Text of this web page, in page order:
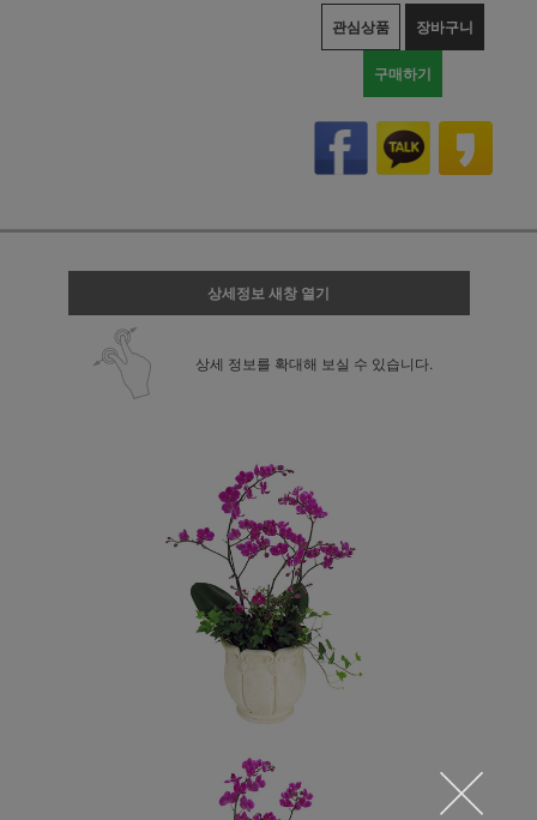
관심상품 장바구니
구매하기
상세정보 새창 열기
상세 정보를 확대해 보실 수 있습니다.